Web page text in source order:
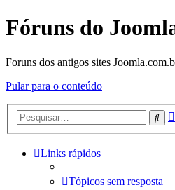
Fóruns do
Foruns dos antigos sites
Pular para o conteúdo
Links rápidos
Tópicos sem resposta